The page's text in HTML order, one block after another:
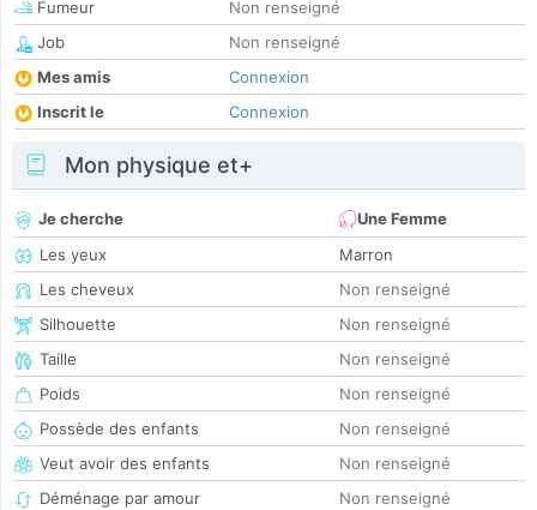
Fumeur
Non renseigné
Job
Non renseigné
Mes amis
Connexion
Inscrit le
Connexion
Mon physique et+
Je cherche
Une Femme
Les yeux
Marron
Les cheveux
Non renseigné
Silhouette
Non renseigné
Taille
Non renseigné
Poids
Non renseigné
Possède des enfants
Non renseigné
Veut avoir des enfants
Non renseigné
Déménage par amour
Non renseigné